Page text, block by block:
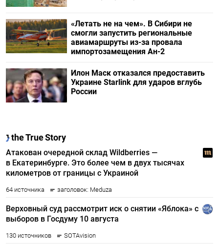
«Летать не на чем». В Сибири не
смогли запустить региональные
авиамаршруты из-за провала
импортозамещения Ан-2
Илон Маск отказался предоставить
Украине Starlink для ударов вглубь
России